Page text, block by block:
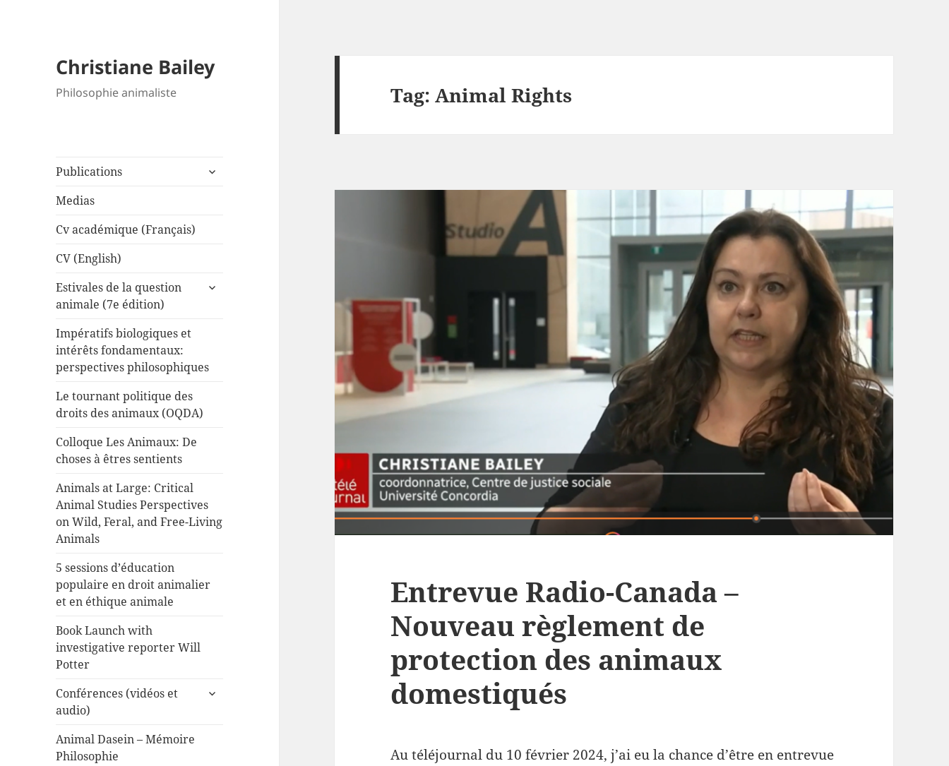
Christiane Bailey
Philosophie animaliste
Publications
expand
Medias
Cv académique (Français)
CV (English)
Estivales de la question
animale (7e édition)
expand
Impératifs biologiques et
intérêts fondamentaux:
perspectives philosophiques
Le tournant politique des
droits des animaux (OQDA)
Colloque Les Animaux: De
choses à êtres sentients
Animals at Large: Critical
Animal Studies Perspectives
on Wild, Feral, and Free-Living
Animals
5 sessions d’éducation
populaire en droit animalier
et en éthique animale
Book Launch with
investigative reporter Will
Potter
Conférences (vidéos et
audio)
expand
Animal Dasein – Mémoire
Philosophie
Tag:Animal Rights
Entrevue Radio-Canada –
Nouveau règlement de
protection des animaux
domestiqués
Au téléjournal du 10 février 2024, j’ai eu la chance d’être en entrevue